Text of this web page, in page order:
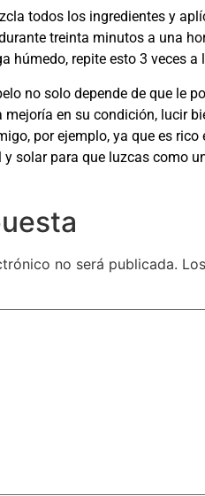
todos los ingredientes y
treinta minutos a una
húmedo, repite esto 3 veces
no solo depende de que le
mejoría en su condición, lucir
por ejemplo, ya que es
solar para que luzcas como
no será publicada.